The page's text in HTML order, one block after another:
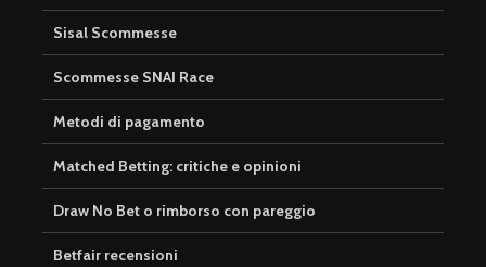
Sisal Scommesse
Scommesse SNAI Race
Metodi di pagamento
Matched Betting: critiche e opinioni
Draw No Bet o rimborso con pareggio
Betfair recensioni